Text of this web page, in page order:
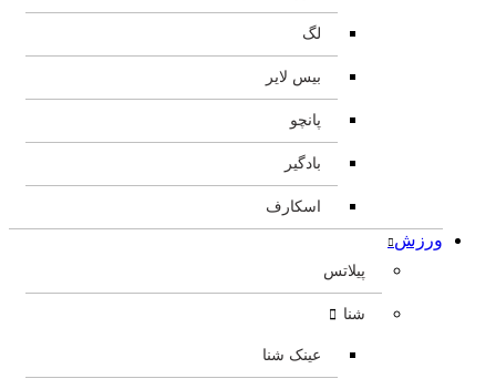
لگ
بیس لایر
پانچو
بادگیر
اسکارف
ورزش
پیلاتس
شنا
عینک شنا